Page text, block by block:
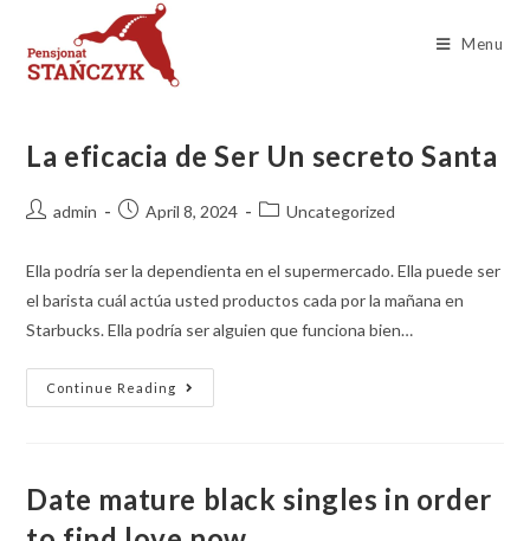
Menu
La eficacia de Ser Un secreto Santa
admin April 8, 2024 Uncategorized
Ella podría ser la dependienta en el supermercado. Ella puede ser
el barista cuál actúa usted productos cada por la mañana en
Starbucks. Ella podría ser alguien que funciona bien…
Continue Reading
Date mature black singles in order